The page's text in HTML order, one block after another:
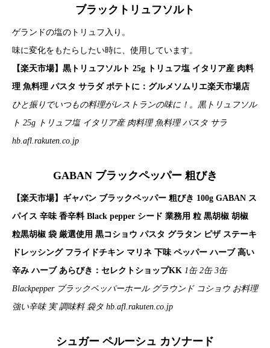
ブラックトリュフソルト
ゲランドの塩のトリュフ入り。
味に変化をもたらしたい時に、使用しています。
【楽天市場】黒トリュフソルト 25g トリュフ塩 イタリア産 肉料
理 魚料理 パスタ サラダ ポテトに：グルメソムリエ楽天市場店
ひと振りでいつもの料理がレストランの味に！。黒トリュフソル
ト 25g トリュフ塩 イタリア産 肉料理 魚料理 パスタ サラ
hb.afl.rakuten.co.jp
GABAN ブラックペッパー 粗びき
【楽天市場】ギャバン ブラックペッパー 粗びき 100g GABAN ス
パイス 辛味 香辛料 Black pepper シード 業務用 粒 黒胡椒 胡椒
粒黒胡椒 袋 厳選使用 黒コショウ パスタ グラタン ピザ ステーキ
ドレッシング フライドチキン マリネ 下味 ペッパー ハーブ 高い
辛み ハーブ あらびき：セレクトショップKK 1缶 2缶 3缶
Blackpepper ブラックペッパーホール グラウンド コショウ お料理
強い辛味 実 調味料 袋タ hb.afl.rakuten.co.jp
シュガー ペルーシュ カソナード